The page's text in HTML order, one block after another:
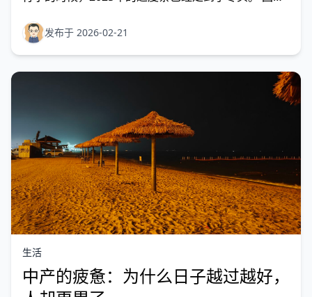
程”的祈愿。如今，站在39岁的尾巴上眺望40岁，我依
然每天早上一片优甲乐，一片富马酸比索洛尔来压阵。
发布于 2026-02-21
生活
中产的疲惫：为什么日子越过越好，